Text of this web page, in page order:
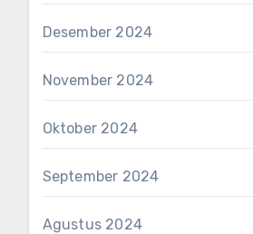
Desember 2024
November 2024
Oktober 2024
September 2024
Agustus 2024